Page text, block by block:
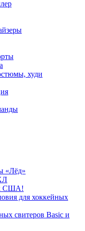
худи
«Лёд»
США!
для хоккейных
свитеров Basic и